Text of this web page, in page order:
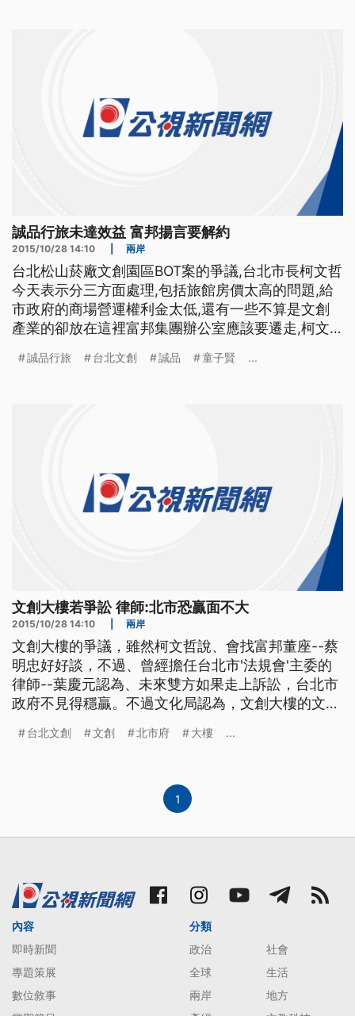
誠品行旅未達效益 富邦揚言要解約
2015/10/28 14:10 兩岸
台北松山菸廠文創園區BOT案的爭議,台北市長柯文哲
今天表示分三方面處理,包括旅館房價太高的問題,給
市政府的商場營運權利金太低,還有一些不算是文創
產業的卻放在這裡富邦集團辦公室應該要遷走,柯文
誠品行旅,就坐落在台北松菸文化園區,開幕以來備受
誠品行旅 台北文創 誠品 童子賢 ...
文創大樓若爭訟 律師:北市恐贏面不大
2015/10/28 14:10 兩岸
文創大樓的爭議，雖然柯文哲說、會找富邦董座--蔡
明忠好好談，不過、曾經擔任台北市'法規會'主委的
律師--葉慶元認為、未來雙方如果走上訴訟，台北市
政府不見得穩贏。不過文化局認為，文創大樓的文創
品名義'來開發票，台北市政府抽不到、台北文創的營
台北文創 文創 北市府 大樓 ...
1
內容
即時新聞
專題策展
數位敘事
分類
政治
社會
全球
生活
兩岸
地方